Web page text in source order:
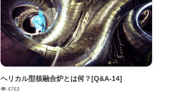
ヘリカル型核融合炉とは何？[Q&A-14]
4763